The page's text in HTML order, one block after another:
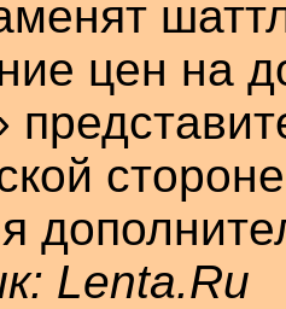
цен на
Lenta.Ru